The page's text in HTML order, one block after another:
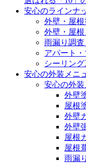
安心のラインナ
外壁・屋根
外壁・屋
雨漏り調
アパート
シーリン
安心の外装メニ
安心の外
外壁
屋根
外壁
外壁
屋根
屋根
雨漏